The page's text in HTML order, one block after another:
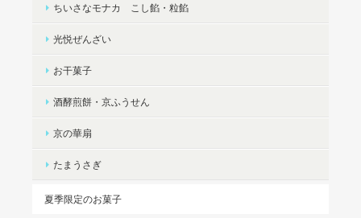
ちいさなモナカ こし餡・粒餡
光悦ぜんざい
お干菓子
酒酵煎餅・京ふうせん
京の華扇
たまうさぎ
夏季限定のお菓子